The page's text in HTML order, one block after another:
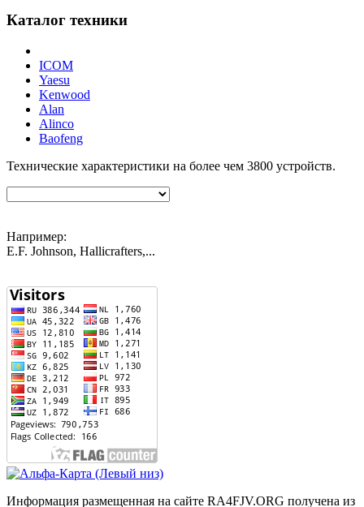
Каталог техники
ICOM
Yaesu
Kenwood
Alan
Alinco
Baofeng
Технические характеристики на более чем 3800 устройств.
Например:
E.F. Johnson, Hallicrafters,...
Информация размещенная на сайте RA4FJV.ORG получена из